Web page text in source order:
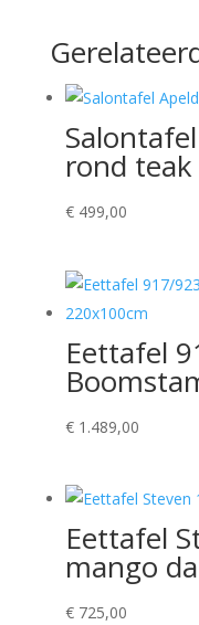
rond teak
€499,00
Eettafel
€1.489,00
Eettafel
mango
€725,00